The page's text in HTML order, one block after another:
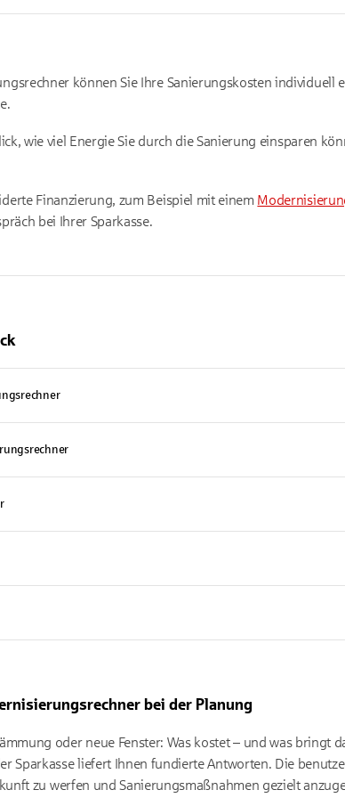
können Sie Ihre Sanierungskosten individuell
wie viel Energie Sie durch die Sanierung einsparen
Finanzierung, zum Beispiel mit einem
bei Ihrer Sparkasse.
bei der Planung
oder neue Fenster: Was kostet – und was bringt
Sparkasse liefert Ihnen fundierte Antworten. Die
zu werfen und Sanierungsmaßnahmen gezielt